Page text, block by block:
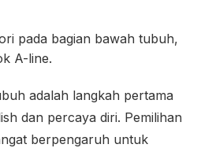
pada bagian bawah tubuh,
A-line.
adalah langkah pertama
dan percaya diri. Pemilihan
berpengaruh untuk